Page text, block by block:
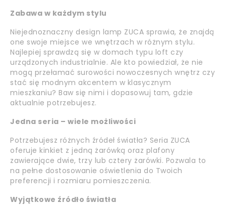
Zabawa w każdym stylu
Niejednoznaczny design lamp ZUCA sprawia, że znajdą
one swoje miejsce we wnętrzach w różnym stylu.
Najlepiej sprawdzą się w domach typu loft czy
urządzonych industrialnie. Ale kto powiedział, że nie
mogą przełamać surowości nowoczesnych wnętrz czy
stać się modnym akcentem w klasycznym
mieszkaniu? Baw się nimi i dopasowuj tam, gdzie
aktualnie potrzebujesz.
Jedna seria – wiele możliwości
Potrzebujesz różnych źródeł światła? Seria ZUCA
oferuje kinkiet z jedną żarówką oraz plafony
zawierające dwie, trzy lub cztery żarówki. Pozwala to
na pełne dostosowanie oświetlenia do Twoich
preferencji i rozmiaru pomieszczenia.
Wyjątkowe źródło światła